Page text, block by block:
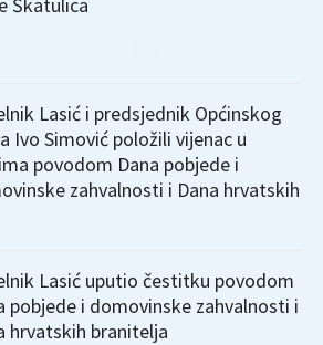
Lasić i predsjednik Općinskog
Ivo Simović položili vijenac u
povodom Dana pobjede i
zahvalnosti i Dana hrvatskih
Lasić uputio čestitku povodom
pobjede i domovinske zahvalnosti i
hrvatskih branitelja